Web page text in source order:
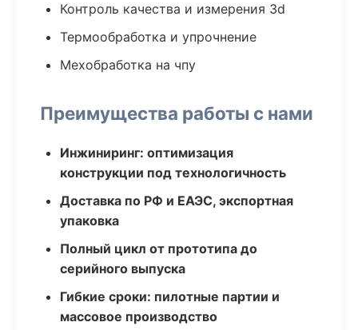
Контроль качества и измерения 3d
Термообработка и упрочнение
Мехобработка на чпу
Преимущества работы с нами
Инжиниринг: оптимизация
конструкции под технологичность
Доставка по РФ и ЕАЭС, экспортная
упаковка
Полный цикл от прототипа до
серийного выпуска
Гибкие сроки: пилотные партии и
массовое производство